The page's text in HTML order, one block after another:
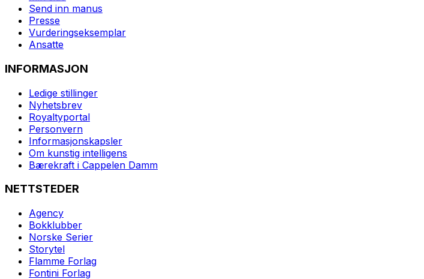
Send inn manus
Presse
Vurderingseksemplar
Ansatte
INFORMASJON
Ledige stillinger
Nyhetsbrev
Royaltyportal
Personvern
Informasjonskapsler
Om kunstig intelligens
Bærekraft i Cappelen Damm
NETTSTEDER
Agency
Bokklubber
Norske Serier
Storytel
Flamme Forlag
Fontini Forlag